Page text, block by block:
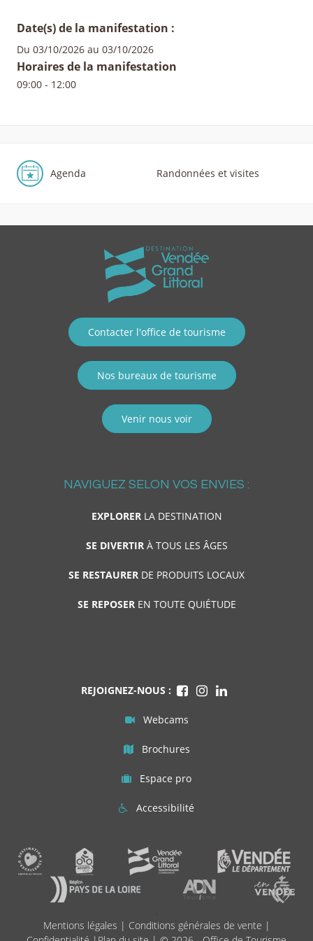
Date(s) de la manifestation :
Du 03/10/2026 au 03/10/2026
Horaires de la manifestation
09:00 - 12:00
Agenda Randonnées et visites
Contacter l'office de tourisme
Nos bureaux de tourisme
Venir nous voir
NAVIGUEZ SELON VOS ENVIES :
EXPLORERLA DESTINATION
SE DIVERTIRÀ TOUS LES ÂGES
SE RESTAURER DE PRODUITS LOCAUX
SE REPOSEREN TOUTE QUIÉTUDE
REJOIGNEZ-NOUS :
Webcams
Brochures
Espace pro
Accessibilité
Mentions légales | Conditions générales de vente |